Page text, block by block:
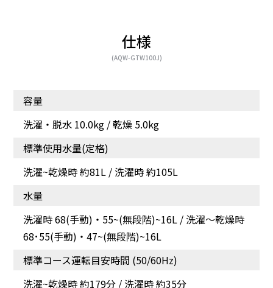
仕様
(AQW-GTW100J)
容量
洗濯・脱水 10.0kg / 乾燥 5.0kg
標準使用水量(定格)
洗濯~乾燥時 約81L / 洗濯時 約105L
水量
洗濯時 68(⼿動)・55~(無段階)~16L / 洗濯～乾燥時
68･55(⼿動)・47~(無段階)~16L
標準コース運転目安時間 (50/60Hz)
洗濯~乾燥時 約179分 / 洗濯時 約35分